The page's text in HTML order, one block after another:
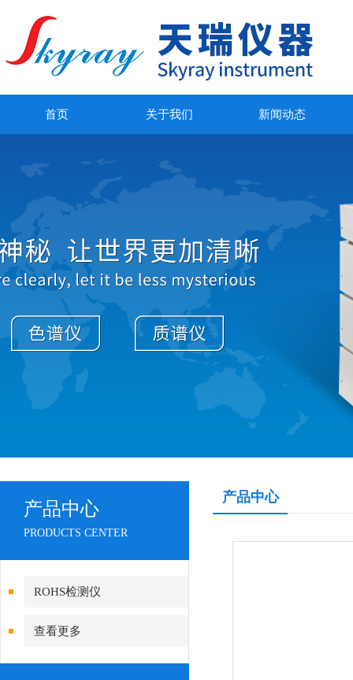
首页 关于我们 新闻动态
产品中心
PRODUCTS CENTER
ROHS检测仪
查看更多
产品中心